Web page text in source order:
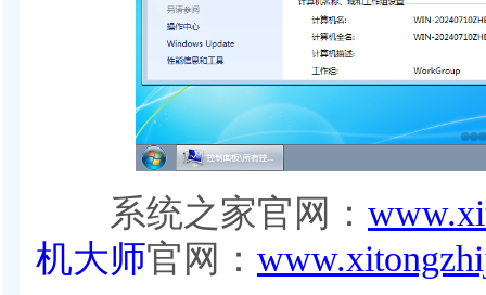
系统之家官网：
机大师官网：